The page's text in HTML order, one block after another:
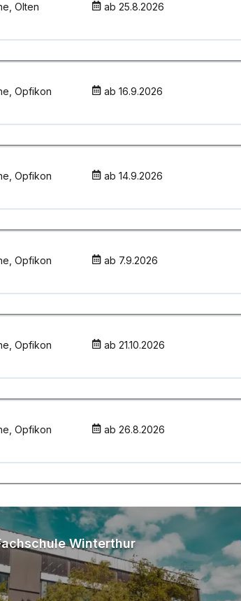
,Olten ab 25.8.2026
,Opfikon ab 16.9.2026
,Opfikon ab 14.9.2026
,Opfikon ab 7.9.2026
,Opfikon ab 21.10.2026
,Opfikon ab 26.8.2026
Winterthur